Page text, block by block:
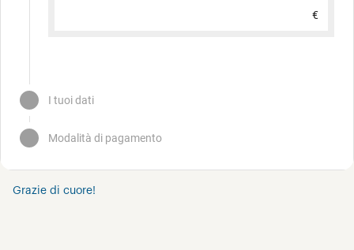
Grazie di cuore!